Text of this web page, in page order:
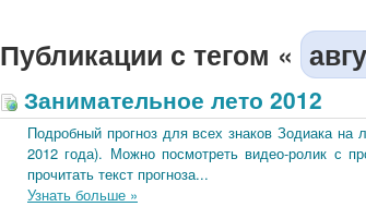
Публикации с тегом «
Занимательное лето 2012
Подробный прогноз для всех знаков Зодиака на
2012 года). Можно посмотреть видео-ролик с
прочитать текст прогноза...
Узнать больше »